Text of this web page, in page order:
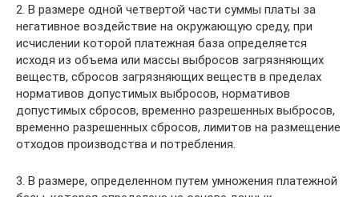
2. В размере одной четвертой части суммы платы за
негативное воздействие на окружающую среду, при
исчислении которой платежная база определяется
исходя из объема или массы выбросов загрязняющих
веществ, сбросов загрязняющих веществ в пределах
нормативов допустимых выбросов, нормативов
допустимых сбросов, временно разрешенных выбросов,
временно разрешенных сбросов, лимитов на размещение
отходов производства и потребления.
3. В размере, определенном путем умножения платежной